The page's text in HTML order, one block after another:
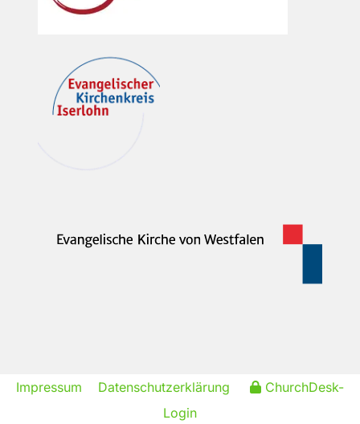
Impressum Datenschutzerklärung
ChurchDesk-
Login